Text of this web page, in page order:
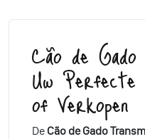
Cão de
Uw Perfecte
of Verkopen
De Cão de Gado